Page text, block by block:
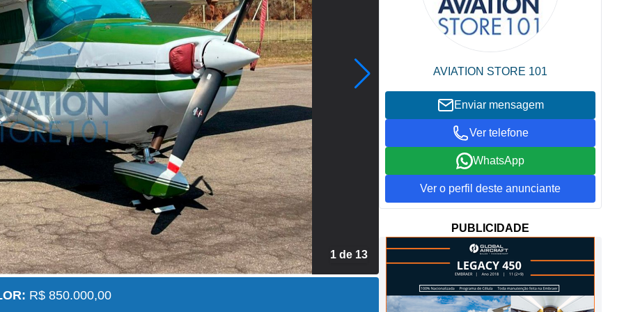
1 de 13
R$ 850.000,00
AVIATION STORE 101
Enviar mensagem
Ver telefone
WhatsApp
Ver o perfil deste anunciante
PUBLICIDADE